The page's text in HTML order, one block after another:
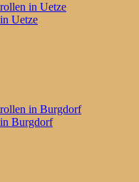
in Uetze
Uetze
in Burgdorf
Burgdorf